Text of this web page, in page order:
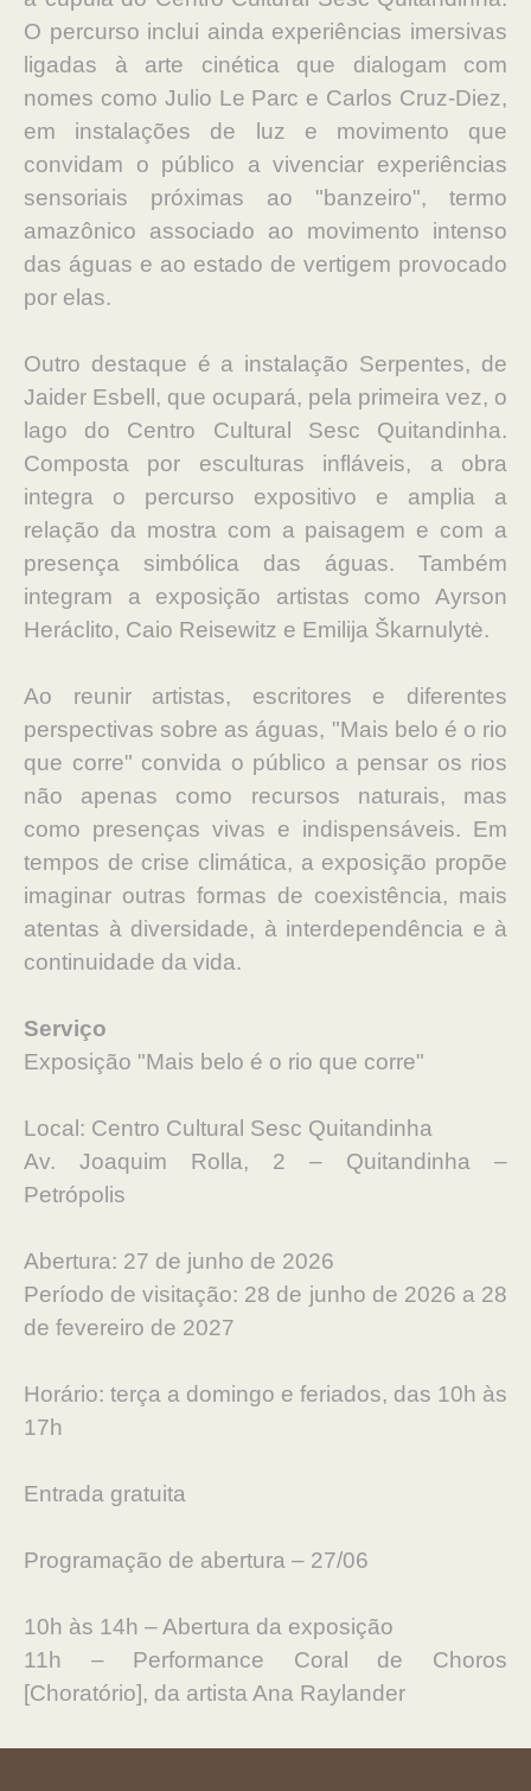
O percurso inclui ainda experiências imersivas
ligadas à arte cinética que dialogam com
nomes como Julio Le Parc e Carlos Cruz-Diez,
em instalações de luz e movimento que
convidam o público a vivenciar experiências
sensoriais próximas ao "banzeiro", termo
amazônico associado ao movimento intenso
das águas e ao estado de vertigem provocado
por elas.
Outro destaque é a instalação Serpentes, de
Jaider Esbell, que ocupará, pela primeira vez, o
lago do Centro Cultural Sesc Quitandinha.
Composta por esculturas infláveis, a obra
integra o percurso expositivo e amplia a
relação da mostra com a paisagem e com a
presença simbólica das águas. Também
integram a exposição artistas como Ayrson
Heráclito, Caio Reisewitz e Emilija Škarnulytė.
Ao reunir artistas, escritores e diferentes
perspectivas sobre as águas, "Mais belo é o rio
que corre" convida o público a pensar os rios
não apenas como recursos naturais, mas
como presenças vivas e indispensáveis. Em
tempos de crise climática, a exposição propõe
imaginar outras formas de coexistência, mais
atentas à diversidade, à interdependência e à
continuidade da vida.
Serviço
Exposição "Mais belo é o rio que corre"
Local: Centro Cultural Sesc Quitandinha
Av. Joaquim Rolla, 2 – Quitandinha –
Petrópolis
Abertura: 27 de junho de 2026
Período de visitação: 28 de junho de 2026 a 28
de fevereiro de 2027
Horário: terça a domingo e feriados, das 10h às
17h
Entrada gratuita
Programação de abertura – 27/06
10h às 14h – Abertura da exposição
11h – Performance Coral de Choros
[Choratório], da artista Ana Raylander